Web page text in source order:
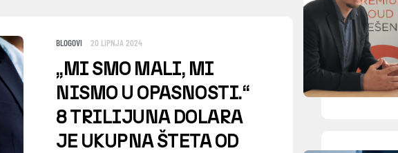
BLOGOVI20 LIPNJA 2024
„MI SMO MALI, MI
NISMO U OPASNOSTI.“
8 TRILIJUNA DOLARA
JE UKUPNA ŠTETA OD